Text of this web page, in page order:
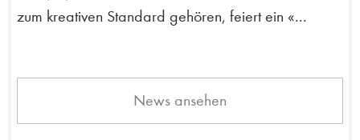
zum kreativen Standard gehören, feiert ein «...
News ansehen